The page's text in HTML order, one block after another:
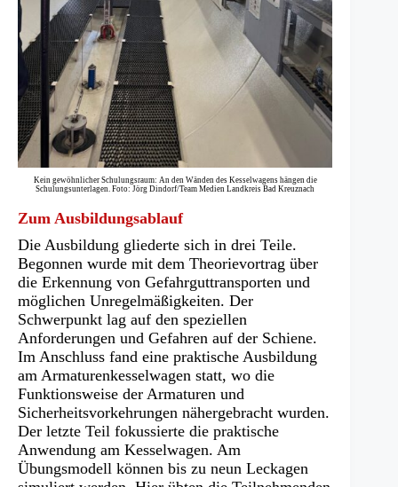
Kein gewöhnlicher Schulungsraum: An den Wänden des Kesselwagens hängen die
Schulungsunterlagen. Foto: Jörg Dindorf/Team Medien Landkreis Bad Kreuznach
Zum Ausbildungsablauf
Die Ausbildung gliederte sich in drei Teile.
Begonnen wurde mit dem Theorievortrag über
die Erkennung von Gefahrguttransporten und
möglichen Unregelmäßigkeiten. Der
Schwerpunkt lag auf den speziellen
Anforderungen und Gefahren auf der Schiene.
Im Anschluss fand eine praktische Ausbildung
am Armaturenkesselwagen statt, wo die
Funktionsweise der Armaturen und
Sicherheitsvorkehrungen nähergebracht wurden.
Der letzte Teil fokussierte die praktische
Anwendung am Kesselwagen. Am
Übungsmodell können bis zu neun Leckagen